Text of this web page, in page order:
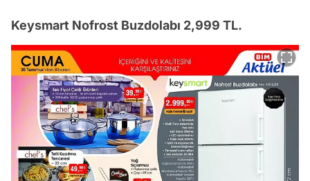
Keysmart Nofrost Buzdolabı 2,999 TL.